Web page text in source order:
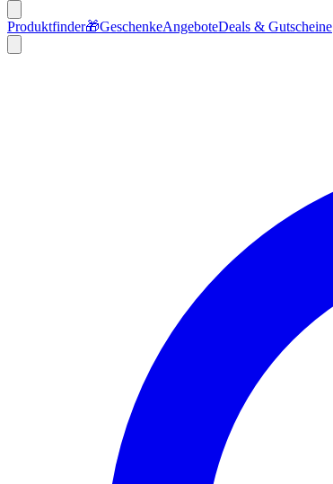
Produktfinder🎁GeschenkeAngeboteDeals & Gutscheine